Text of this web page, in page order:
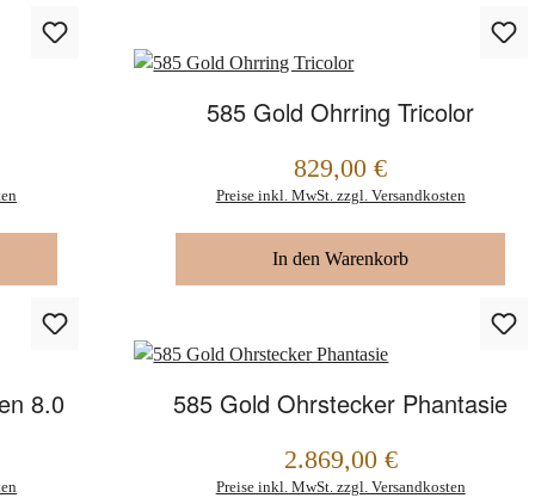
585 Gold Ohrring Tricolor
829,00 €
Preise inkl. MwSt. zzgl. Versandkosten
In den Warenkorb
8.0 585 Gold Ohrstecker Phantasie
2.869,00 €
Preise inkl. MwSt. zzgl. Versandkosten